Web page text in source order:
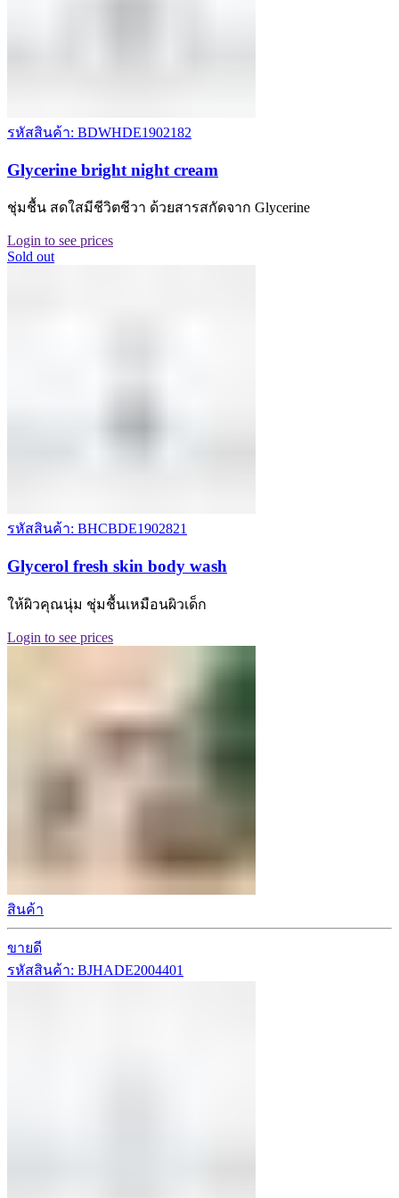
รหัสสินค้า: BDWHDE1902182
Glycerine bright night cream
ชุ่มชื้น สดใสมีชีวิตชีวา ด้วยสารสกัดจาก Glycerine
Login to see prices
Sold out
รหัสสินค้า: BHCBDE1902821
Glycerol fresh skin body wash
ให้ผิวคุณนุ่ม ชุ่มชื้นเหมือนผิวเด็ก
Login to see prices
สินค้า
ขายดี
รหัสสินค้า: BJHADE2004401